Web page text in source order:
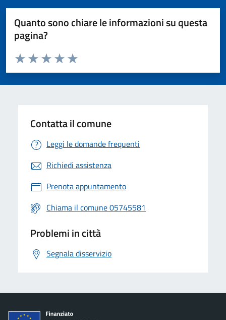
Quanto sono chiare le informazioni su questa
pagina?
Valuta da 1 a 5 stelle la pagina
Valuta 5 stelle su 5
Valuta 4 stelle su 5
Valuta 3 stelle su 5
Valuta 2 stelle su 5
Valuta 1 stelle su 5
Contatta il comune
Leggi le domande frequenti
Richiedi assistenza
Prenota appuntamento
Chiama il comune 05745581
Problemi in città
Segnala disservizio